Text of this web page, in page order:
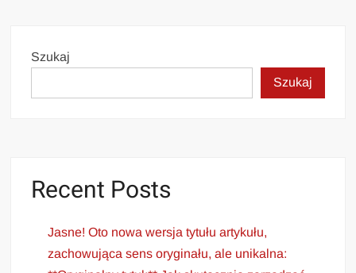
Szukaj
Szukaj
Recent Posts
Jasne! Oto nowa wersja tytułu artykułu,
zachowująca sens oryginału, ale unikalna: